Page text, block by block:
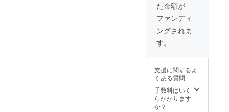
たします。HPに
関しましては、1
月15日を過ぎま
しても掲載は可
能でございま
す。ご準備頂け
募集終了日翌日
から、お名前等
の印刷用データ
確認をさせて頂
きます。大変心
苦しくはありま
すが、1月15日
までにデータの
確認が出来ない
場合、パンフ
レット等への記
載が出来ませ
ん。予めご準備
た金額が
ファンディ
ングされま
す。
支援に関するよ
くある質問
手数料はいく
らかかります
か？